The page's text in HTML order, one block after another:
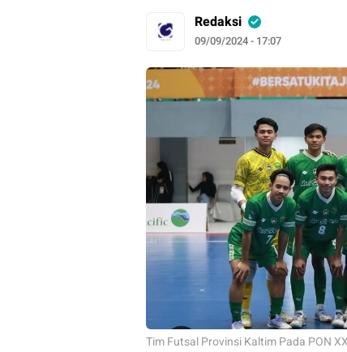
Redaksi
09/09/2024 - 17:07
Tim Futsal Provinsi Kaltim Pada PON